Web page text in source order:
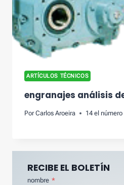
ARTÍCULOS TÉCNICOS
engranajes análisis
Por Carlos Aroeira 14 el
RECIBE EL BOLETÍN
nombre *